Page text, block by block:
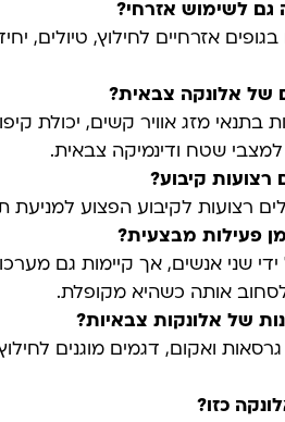
גם לשימוש אזרחי?
אזרחיים לחילוץ, טיולים,
של אלונקה צבאית?
בתנאי מזג אוויר קשים, יכולת
שטח ודינמיקה צבאית.
קיבוע?
רצועות לקיבוע הפצוע למניעת
פעילות מבצעית?
שני אנשים, אך קיימות גם
אותה כשהיא מקופלת.
של אלונקות צבאיות?
ואקום, דגמים מוגנים
כזו?